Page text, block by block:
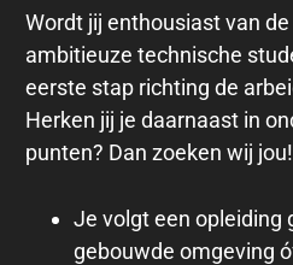
Wordt jij enthousiast van
ambitieuze technische
eerste stap richting de
Herken jij je daarnaast in
punten? Dan zoeken wij jou!
Je volgt een opleiding
gebouwde omgeving